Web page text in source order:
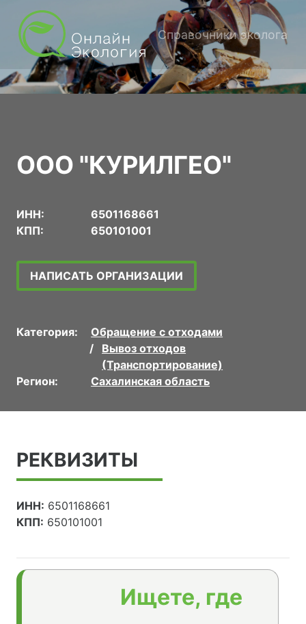
Справочники эколога
ООО "КУРИЛГЕО"
ИНН:
6501168661
КПП:
650101001
НАПИСАТЬ ОРГАНИЗАЦИИ
Категория:
Обращение с отходами
Вывоз отходов
(Транспортирование)
Регион:
Сахалинская область
РЕКВИЗИТЫ
ИНН: 6501168661
КПП: 650101001
Ищете, где